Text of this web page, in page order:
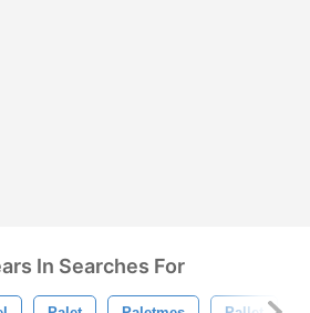
In Searches For